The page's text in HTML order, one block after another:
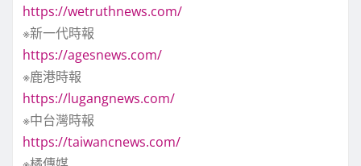
https://wetruthnews.com/
※新一代時報
https://agesnews.com/
※鹿港時報
https://lugangnews.com/
※中台灣時報
https://taiwancnews.com/